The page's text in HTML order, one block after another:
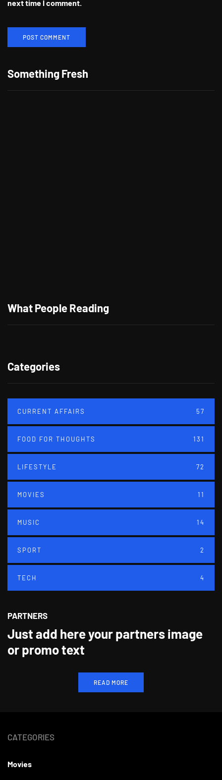
next time I comment.
Something FreshSetia, CITILINK Bagikan Beragam
What People Reading
Categories
CURRENT AFFAIRS 57
FOOD FOR THOUGHTS 131
LIFESTYLE 72
MOVIES 11
MUSIC 14
SPORT 2
TECH 4
PARTNERS
Just add here your partners image
or promo text
READ MORE
CATEGORIES
Movies